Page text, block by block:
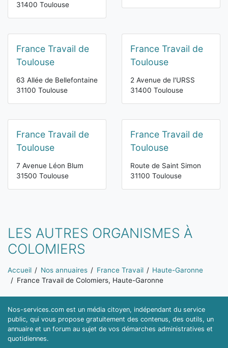
31400 Toulouse
France Travail de
Toulouse
63 Allée de Bellefontaine
31100 Toulouse
France Travail de
Toulouse
2 Avenue de l'URSS
31400 Toulouse
France Travail de
Toulouse
7 Avenue Léon Blum
31500 Toulouse
France Travail de
Toulouse
Route de Saint Simon
31100 Toulouse
LES AUTRES ORGANISMES À
COLOMIERS
Vous êtes ici:
Accueil Nos annuaires France Travail
Haute-Garonne
France Travail de Colomiers, Haute-Garonne
Nos-services.com est un média citoyen, indépendant du service
public, qui vous propose gratuitement des contenus, des outils, un
annuaire et un forum au sujet de vos démarches administratives et
quotidiennes.